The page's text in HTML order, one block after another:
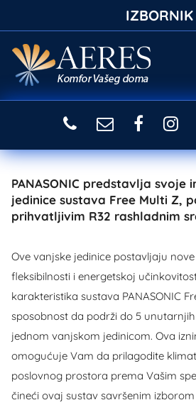
PANASONIC predstavlja svoje
jedinice sustava Free Multi Z,
prihvatljivim R32 rashladnim
Ove vanjske jedinice postavljaju
fleksibilnosti i energetskoj
karakteristika sustava PANASONIC
sposobnost da podrži do 5
jednom vanjskom jedinicom. Ova
omogućuje Vam da prilagodite
poslovnog prostora prema Vašim
čineći ovaj sustav savršenim
IZBORNIK